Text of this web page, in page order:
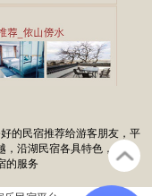
的民宿推荐给游客朋友，平
，沿湖民宿各具特色，我们
的服务